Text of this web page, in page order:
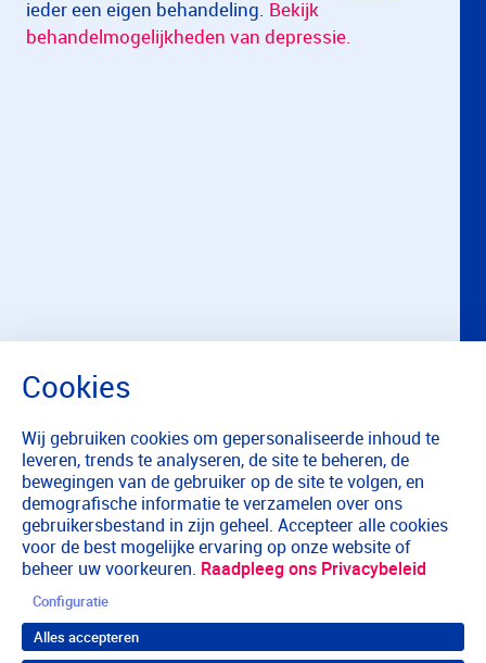
ieder een eigen behandeling. Bekijk
behandelmogelijkheden van depressie.
Wij gebruiken cookies om gepersonaliseerde inhoud te
leveren, trends te analyseren, de site te beheren, de
bewegingen van de gebruiker op de site te volgen, en
demografische informatie te verzamelen over ons
gebruikersbestand in zijn geheel. Accepteer alle cookies
voor de best mogelijke ervaring op onze website of
beheer uw voorkeuren. Raadpleeg ons Privacybeleid
Configuratie
Alles accepteren